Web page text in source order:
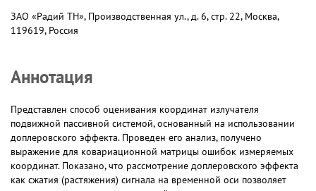
ЗАО «Радий ТН», Производственная ул., д. 6, стр. 22, Москва,
119619, Россия
Аннотация
Представлен способ оценивания координат излучателя
подвижной пассивной системой, основанный на использовании
доплеровского эффекта. Проведен его анализ, получено
выражение для ковариационной матрицы ошибок измеряемых
координат. Показано, что рассмотрение доплеровского эффекта
как сжатия (растяжения) сигнала на временной оси позволяет